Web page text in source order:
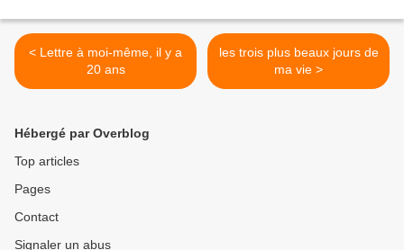
< Lettre à moi-même, il y a
20 ans
les trois plus beaux jours de
ma vie >
Hébergé par Overblog
Top articles
Pages
Contact
Signaler un abus